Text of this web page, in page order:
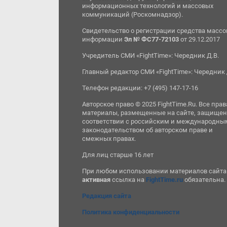
информационных технологий и массовых
коммуникаций (Роскомнадзор).
Свидетельство о регистрации средства
информацииЭл № ФС77-72103 от 29.12.2017
Учредитель СМИ «FightTime»: Чередник Д.В.
Главный редактор СМИ «FightTime»: Чередник
Телефон редакции: +7 (495) 147-17-16
Авторское право © 2025 FightTime.Ru. Все
материалы, размещенные на сайте,
соответствии с российским и
законодательством об авторском праве и
смежных правах.
Для лиц старше 16 лет
При любом использовании материалов сайта
активная ссылка на FightTime.ru обязательна.
Редакция сайта
Политика конфиденциальности